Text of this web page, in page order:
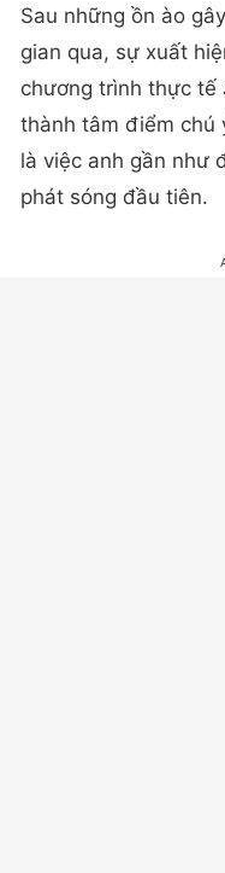
Sau những ồn ào
gian qua, sự xuất
chương trình thực tế
thành tâm điểm chú
là việc anh gần như
phát sóng đầu tiên.